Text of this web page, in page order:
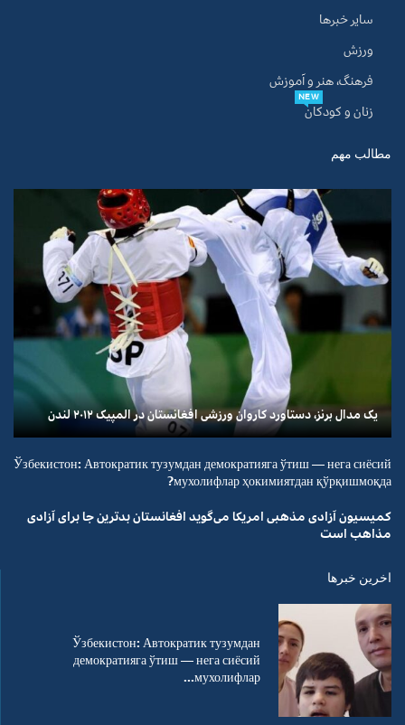
سایر خبرها
ورزش
فرهنگ، هنر و آموزش
زنان و کودکان
NEW
مطالب مهم
یک مدال برنز، دستاورد کاروان ورزشی افغانستان در المپیک ۲۰۱۲ لندن
Ўзбекистон: Автократик тузумдан демократияга ўтиш — нега сиёсий
мухолифлар ҳокимиятдан қўрқишмоқда?
کمیسیون آزادی مذهبی امریکا می‌گوید افغانستان بدترین جا برای آزادی
مذاهب است
اخرین خبرها
Ўзбекистон: Автократик тузумдан
демократияга ўтиш — нега сиёсий
мухолифлар...